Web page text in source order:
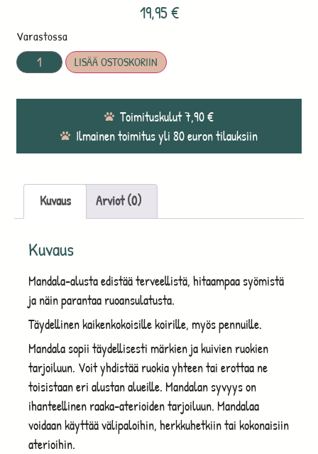
19,95€
Varastossa
LISÄÄ OSTOSKORIIN
Toimituskulut 7,90 €
Ilmainen toimitus yli 80 euron tilauksiin
Kuvaus Arviot (0)
Kuvaus
Mandala-alusta edistää terveellistä, hitaampaa syömistä
ja näin parantaa ruoansulatusta.
Täydellinen kaikenkokoisille koirille, myös pennuille.
Mandala sopii täydellisesti märkien ja kuivien ruokien
tarjoiluun. Voit yhdistää ruokia yhteen tai erottaa ne
toisistaan eri alustan alueille. Mandalan syvyys on
ihanteellinen raaka-aterioiden tarjoiluun. Mandalaa
voidaan käyttää välipaloihin, herkkuhetkiin tai kokonaisiin
aterioihin.